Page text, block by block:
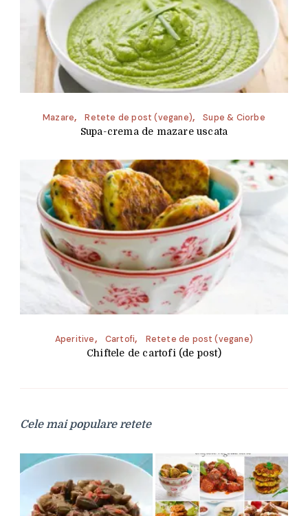
Mazare Retete de post (vegane)
Supe & Ciorbe
Supa-crema de mazare uscata
Aperitive Cartofi
Retete de post (vegane)
Chiftele de cartofi (de post)
Cele mai populare retete